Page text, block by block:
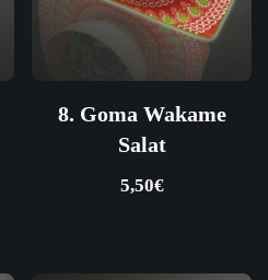
8. Goma Wakame
Salat
5,50€